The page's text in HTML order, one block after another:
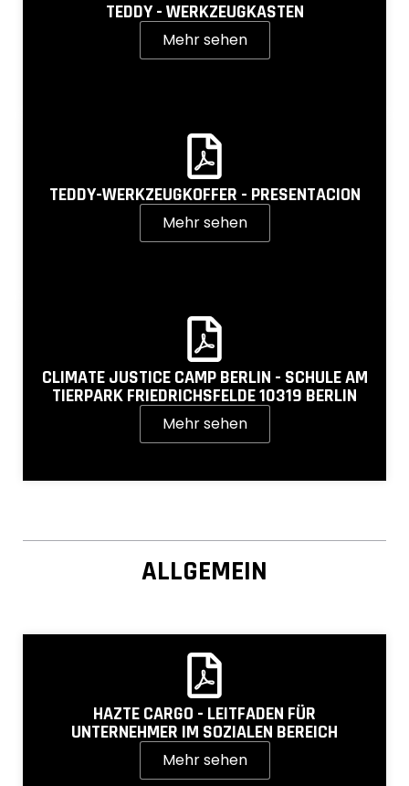
TEDDY - WERKZEUGKASTEN
Mehr sehen
TEDDY-WERKZEUGKOFFER - PRESENTACION
Mehr sehen
CLIMATE JUSTICE CAMP BERLIN - SCHULE AM
TIERPARK FRIEDRICHSFELDE 10319 BERLIN
Mehr sehen
ALLGEMEIN
HAZTE CARGO - LEITFADEN FÜR
UNTERNEHMER IM SOZIALEN BEREICH
Mehr sehen